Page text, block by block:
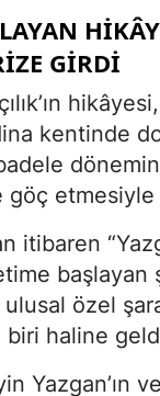
GIRDI
kentinde
göç etmesiyle
itibaren
başlayan
ulusal özel
biri haline
Yazgan’ın